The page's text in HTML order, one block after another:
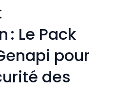
: Le Pack
pour
des